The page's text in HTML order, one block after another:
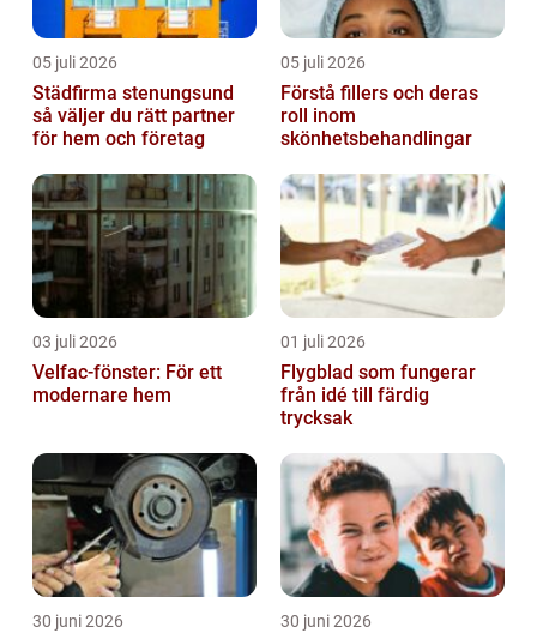
05 juli 2026
Städfirma stenungsund
så väljer du rätt partner
för hem och företag
05 juli 2026
Förstå fillers och deras
roll inom
skönhetsbehandlingar
03 juli 2026
Velfac-fönster: För ett
modernare hem
01 juli 2026
Flygblad som fungerar
från idé till färdig
trycksak
30 juni 2026 30 juni 2026